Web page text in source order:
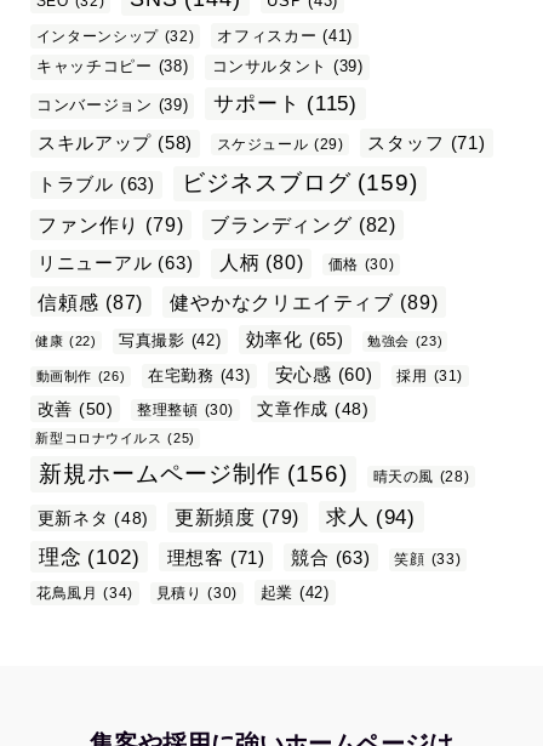
インターンシップ (32) オフィスカー (41)
キャッチコピー (38) コンサルタント (39)
コンバージョン (39) サポート (115)
スキルアップ (58) スケジュール (29) スタッフ (71)
トラブル (63) ビジネスブログ (159)
ファン作り (79) ブランディング (82)
リニューアル (63) 人柄 (80) 価格 (30)
信頼感 (87) 健やかなクリエイティブ (89)
健康 (22) 写真撮影 (42) 効率化 (65) 勉強会 (23)
動画制作 (26) 在宅勤務 (43) 安心感 (60) 採用 (31)
改善 (50) 整理整頓 (30) 文章作成 (48)
新型コロナウイルス (25)
新規ホームページ制作 (156) 晴天の風 (28)
更新ネタ (48) 更新頻度 (79) 求人 (94)
理念 (102) 理想客 (71) 競合 (63) 笑顔 (33)
花鳥風月 (34) 見積り (30) 起業 (42)